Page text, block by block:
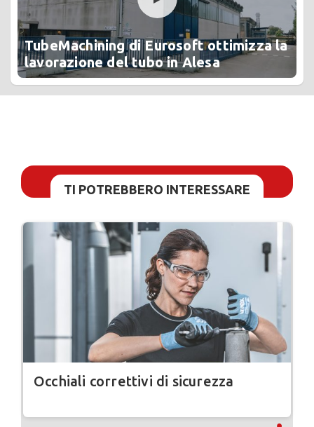
TubeMachining di Eurosoft ottimizza la
lavorazione del tubo in Alesa
TI POTREBBERO INTERESSARE
Occhiali correttivi di sicurezza